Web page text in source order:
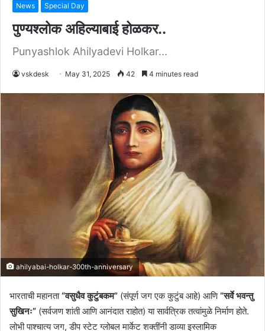
News Special Day
पुण्यश्लोक अहिल्याबाई होळकर..
Punyashlok Ahilyadevi Holkar...
vskdesk May 31, 2025 42 4 minutes read
ahilyabai-holkar-300th-anniversary
भारताची महानता“वसुधैव कुटुंबकम” (संपूर्ण जग एक कुटुंब आहे) आणि“सर्वे भवन्तु
सुखिनः” (सर्वजण शांती आणि आनंदात राहोत) या सार्वत्रिक तत्वांमुळे निर्माण होते.
लोभी पाश्चात्य जग, डीप स्टेट ग्लोबल मार्केट शक्तींनी डाव्या इस्लामिक